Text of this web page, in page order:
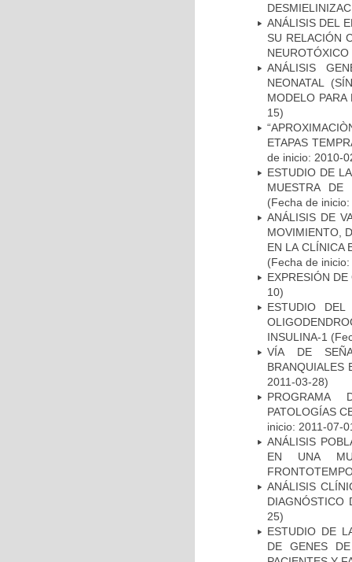
ANÁLISIS DEL
SU RELACIÓN
NEUROTÓXICO
ANÁLISIS
NEONATAL
MODELO
15)
ETAPAS
de inicio: 2010-
ESTUDIO DE
MUESTRA DE
(Fecha de
ANÁLISIS DE
MOVIMIENTO,
EN LA CLÍNICA
(Fecha de
EXPRESIÓN
10)
ESTUDIO
INSULINA-1
VÍA DE
BRANQUIALES
2011-03-28)
PROGRAMA
PATOLOGÍAS
inicio: 2011-07-
ANÁLISIS
EN UNA
ANÁLISIS
DIAGNÓSTICO
25)
ESTUDIO DE
DE GENES